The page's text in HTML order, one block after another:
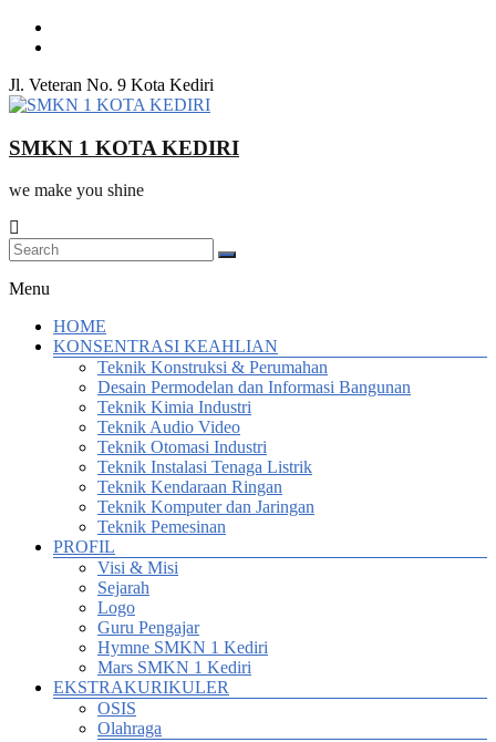
Skip
Jl. Veteran No. 9 Kota Kediri
SMKN 1 KOTA KEDIRI
we make you shine
Menu
HOME
KONSENTRASI KEAHLIAN
Teknik Konstruksi & Perumahan
Desain Permodelan dan Informasi Bangunan
Teknik Kimia Industri
Teknik Audio Video
Teknik Otomasi Industri
Teknik Instalasi Tenaga Listrik
Teknik Kendaraan Ringan
Teknik Komputer dan Jaringan
Teknik Pemesinan
PROFIL
Visi & Misi
Sejarah
Logo
Guru Pengajar
Hymne SMKN 1 Kediri
Mars SMKN 1 Kediri
EKSTRAKURIKULER
OSIS
Olahraga